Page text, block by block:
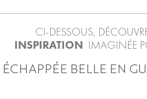
CI-DESSOUS,
INSPIRATION IMAGINÉE
ÉCHAPPÉE BELLE EN